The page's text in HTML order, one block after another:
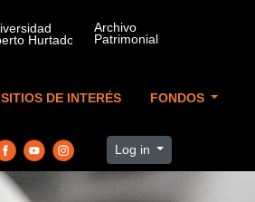
SITIOS DE INTERÉS FONDOS
Log in